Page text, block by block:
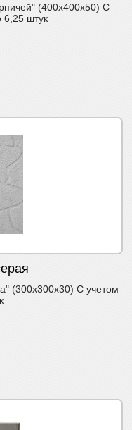
(400х400х50) С
6,25 штук
(300х300х30) С учетом